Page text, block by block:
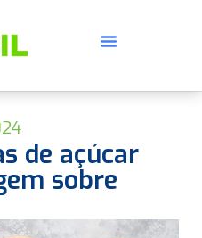
de açúcar
sobre